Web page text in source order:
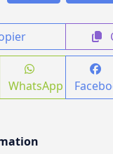
WhatsApp